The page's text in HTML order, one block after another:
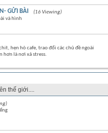
GỬI BÀI
(16 Viewing)
và hình
hẹn hò cafe, trao đổi các chủ đề ngoài
hơn là nơi xả stress.
thế giới....